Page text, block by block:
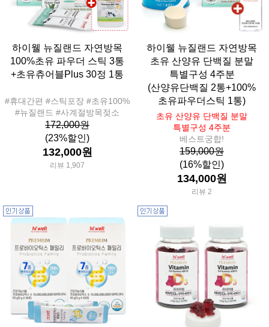
하이웰 뉴질랜드 자연방목
100%초유 파우더 스틱 3통
+초유츄어블Plus 30정 1통
#휴대간편 #스틱포장 #초유100%
#뉴질랜드 #사계절방목젖소
172,000원
(23%할인)
132,000원
리뷰 1,907
하이웰 뉴질랜드 자연방목
초유 산양유 단백질 분말
특별구성 4주분
(산양유단백질 2통+100%
초유파우더스틱 1통)
초유 산양유 단백질 분말
특별구성 4주분
베스트궁합!
159,000원
(16%할인)
134,000원
리뷰 2